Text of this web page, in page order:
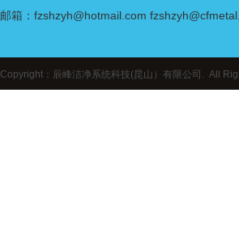
邮箱：fzshzyh@hotmail.com
Copyright：辰峰洁净系统科技(昆山）有限公司. All